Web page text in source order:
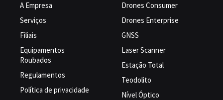
A Empresa
Serviços
Filiais
Equipamentos
Roubados
Regulamentos
Política de privacidade
Drones Consumer
Drones Enterprise
GNSS
Laser Scanner
Estação Total
Teodolito
Nível Óptico